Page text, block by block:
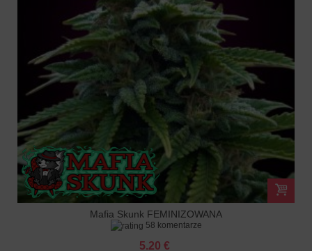
Mafia Skunk FEMINIZOWANA
58 komentarze
5.20 €